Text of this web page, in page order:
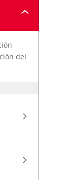
Módulo
Dimensión
del